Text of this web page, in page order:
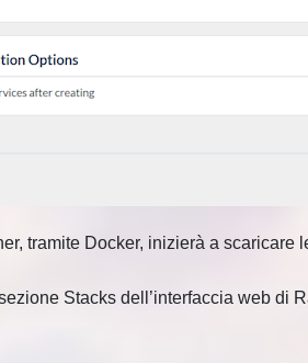
tramite Docker, inizierà a scaricare
Stacks dell’interfaccia web di